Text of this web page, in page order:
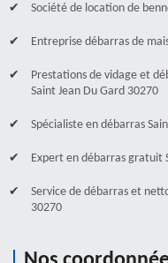
Société de location de
Entreprise débarras de
Prestations de vidage et
Saint Jean Du Gard 30270
Spécialiste en débarras
Expert en débarras gratuit
Service de débarras et
30270